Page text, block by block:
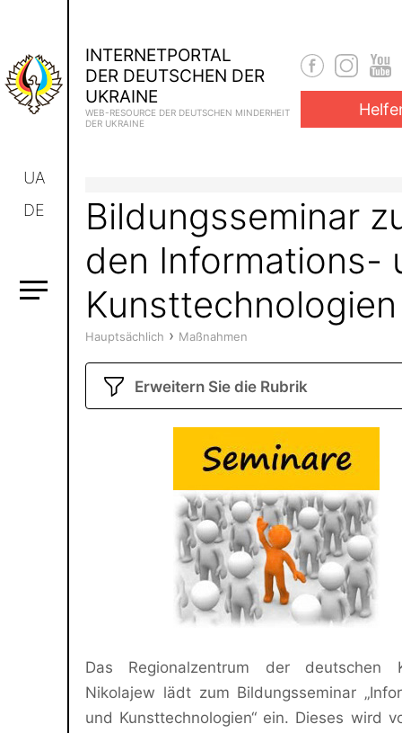
UA
DE
INTERNETPORTAL
DER DEUTSCHEN DER
UKRAINE
WEB-RESOURCE DER DEUTSCHEN MINDERHEIT
DER UKRAINE
Bildungsseminar
den Informations-
Kunsttechnologien
Hauptsächlich › Maßnahmen
Erweitern Sie die Rubrik
Das Regionalzentrum der deutschen
Nikolajew lädt zum Bildungsseminar
und Kunsttechnologien“ ein. Dieses wird